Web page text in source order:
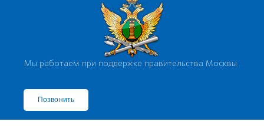
Мы работаем при поддержке правительства Москвы
Позвонить